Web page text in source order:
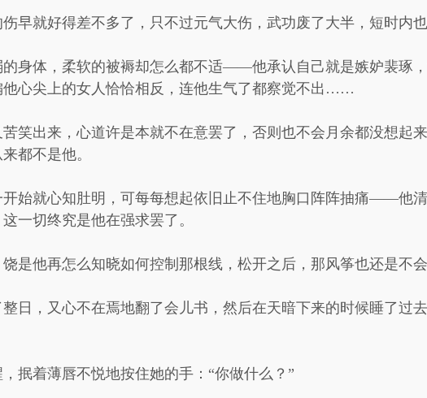
早就好得差不多了，只不过元气大伤，武功废了大半，短时内也
的身体，柔软的被褥却怎么都不适——他承认自己就是嫉妒裴琢
他心尖上的女人恰恰相反，连他生气了都察觉不出……
笑出来，心道许是本就不在意罢了，否则也不会月余都没想起
都不是他。
始就心知肚明，可每每想起依旧止不住地胸口阵阵抽痛——他
一切终究是他在强求罢了。
是他再怎么知晓如何控制那根线，松开之后，那风筝也还是不会
日，又心不在焉地翻了会儿书，然后在天暗下来的时候睡了过
抿着薄唇不悦地按住她的手：“你做什么？”